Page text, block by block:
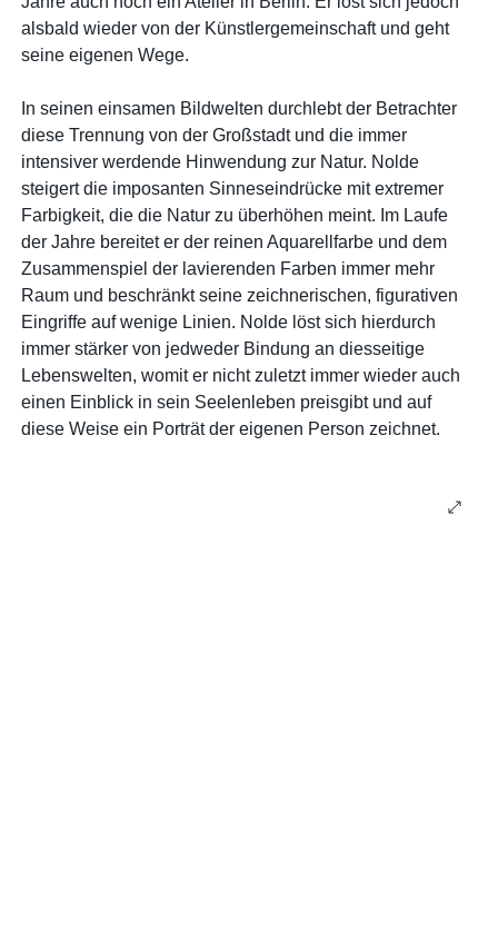
alsbald wieder von der Künstlergemeinschaft und geht
seine eigenen Wege.
In seinen einsamen Bildwelten durchlebt der Betrachter
diese Trennung von der Großstadt und die immer
intensiver werdende Hinwendung zur Natur. Nolde
steigert die imposanten Sinneseindrücke mit extremer
Farbigkeit, die die Natur zu überhöhen meint. Im Laufe
der Jahre bereitet er der reinen Aquarellfarbe und dem
Zusammenspiel der lavierenden Farben immer mehr
Raum und beschränkt seine zeichnerischen, figurativen
Eingriffe auf wenige Linien. Nolde löst sich hierdurch
immer stärker von jedweder Bindung an diesseitige
Lebenswelten, womit er nicht zuletzt immer wieder auch
einen Einblick in sein Seelenleben preisgibt und auf
diese Weise ein Porträt der eigenen Person zeichnet.